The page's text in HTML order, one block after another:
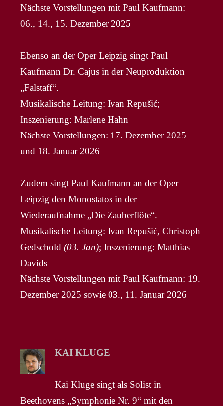
Nächste Vorstellungen mit Paul Kaufmann:
06., 14., 15. Dezember 2025
Ebenso an der Oper Leipzig singt Paul
Kaufmann Dr. Cajus in der Neuproduktion
„Falstaff“.
Musikalische Leitung: Ivan Repušić;
Inszenierung: Marlene Hahn
Nächste Vorstellungen: 17. Dezember 2025
und 18. Januar 2026
Zudem singt Paul Kaufmann an der Oper
Leipzig den Monostatos in der
Wiederaufnahme „Die Zauberflöte“.
Musikalische Leitung: Ivan Repušić, Christoph
Gedschold(03. Jan); Inszenierung: Matthias
Davids
Nächste Vorstellungen mit Paul Kaufmann: 19.
Dezember 2025 sowie 03., 11. Januar 2026
KAI KLUGE
Kai Kluge singt als Solist in
Beethovens „Symphonie Nr. 9“ mit den